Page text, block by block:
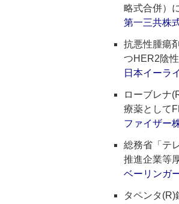
略式合併）
第一三共株
抗悪性腫瘍
つHER2陰
日本イーラ
ローブレナ
療薬として
ファイザー
総務省「テ
推進企業等
ベーリンガ
タペンタ(R)